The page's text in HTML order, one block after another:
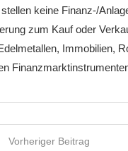
keine Finanz-/
zum Kauf oder
Immobilien,
Vorheriger Beitrag